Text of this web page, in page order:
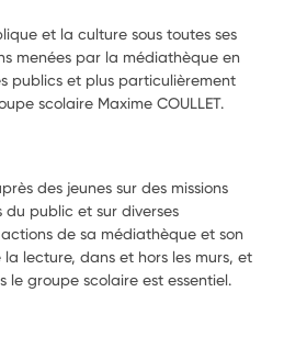
et la culture sous toutes ses
menées par la médiathèque en
publics et plus particulièrement
scolaire Maxime COULLET.
des jeunes sur des missions
public et sur diverses
de sa médiathèque et son
lecture, dans et hors les murs, et
le groupe scolaire est essentiel.